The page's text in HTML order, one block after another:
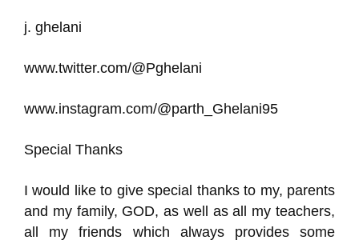
j. ghelani
www.twitter.com/@Pghelani
www.instagram.com/@parth_Ghelani95
Special Thanks
I would like to give special thanks to my, parents
and my family, GOD, as well as all my teachers,
all my friends which always provides some